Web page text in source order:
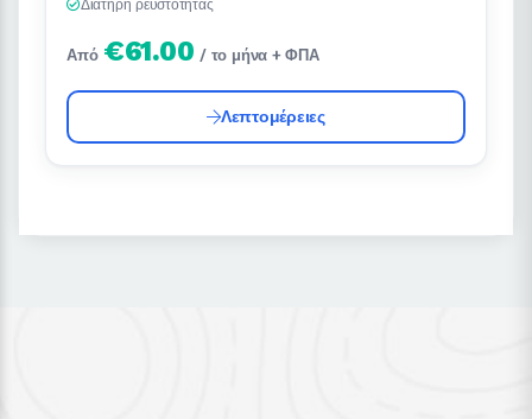
Διατήρη ρευστότητας
Από €61.00 / το μήνα + ΦΠΑ
Λεπτομέρειες